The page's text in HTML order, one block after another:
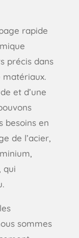
rapide
précis dans
et d’une
besoins en
de l’acier,
qui
sommes